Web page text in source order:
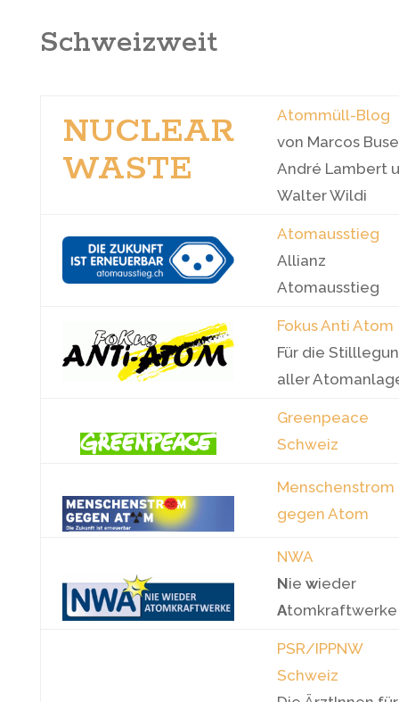
Schweizweit
NUCLEAR
WASTE
Atommüll-Blog
von Marcos
André Lambert
Walter Wildi
Atomausstieg
Allianz
Atomausstieg
Fokus Anti Atom
Für die
aller
Greenpeace
Schweiz
Menschenstrom
gegen Atom
NWA
Nie wieder
Atomkraftwerke
PSR/IPPNW
Schweiz